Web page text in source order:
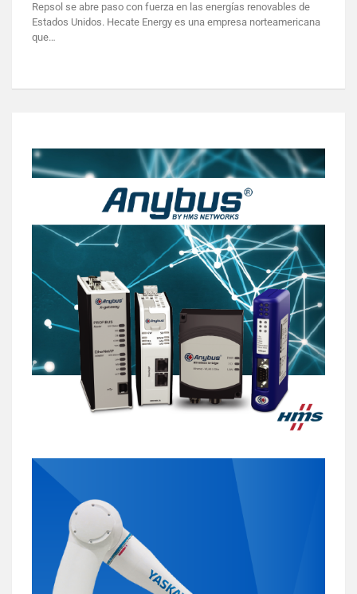
Repsol se abre paso con fuerza en las energías renovables de
Estados Unidos. Hecate Energy es una empresa norteamericana
que…